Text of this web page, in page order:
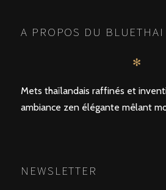
A PROPOS DU BLUETHAI
✻
Mets thaïlandais raffinés et
ambiance zen élégante mêlant
NEWSLETTER